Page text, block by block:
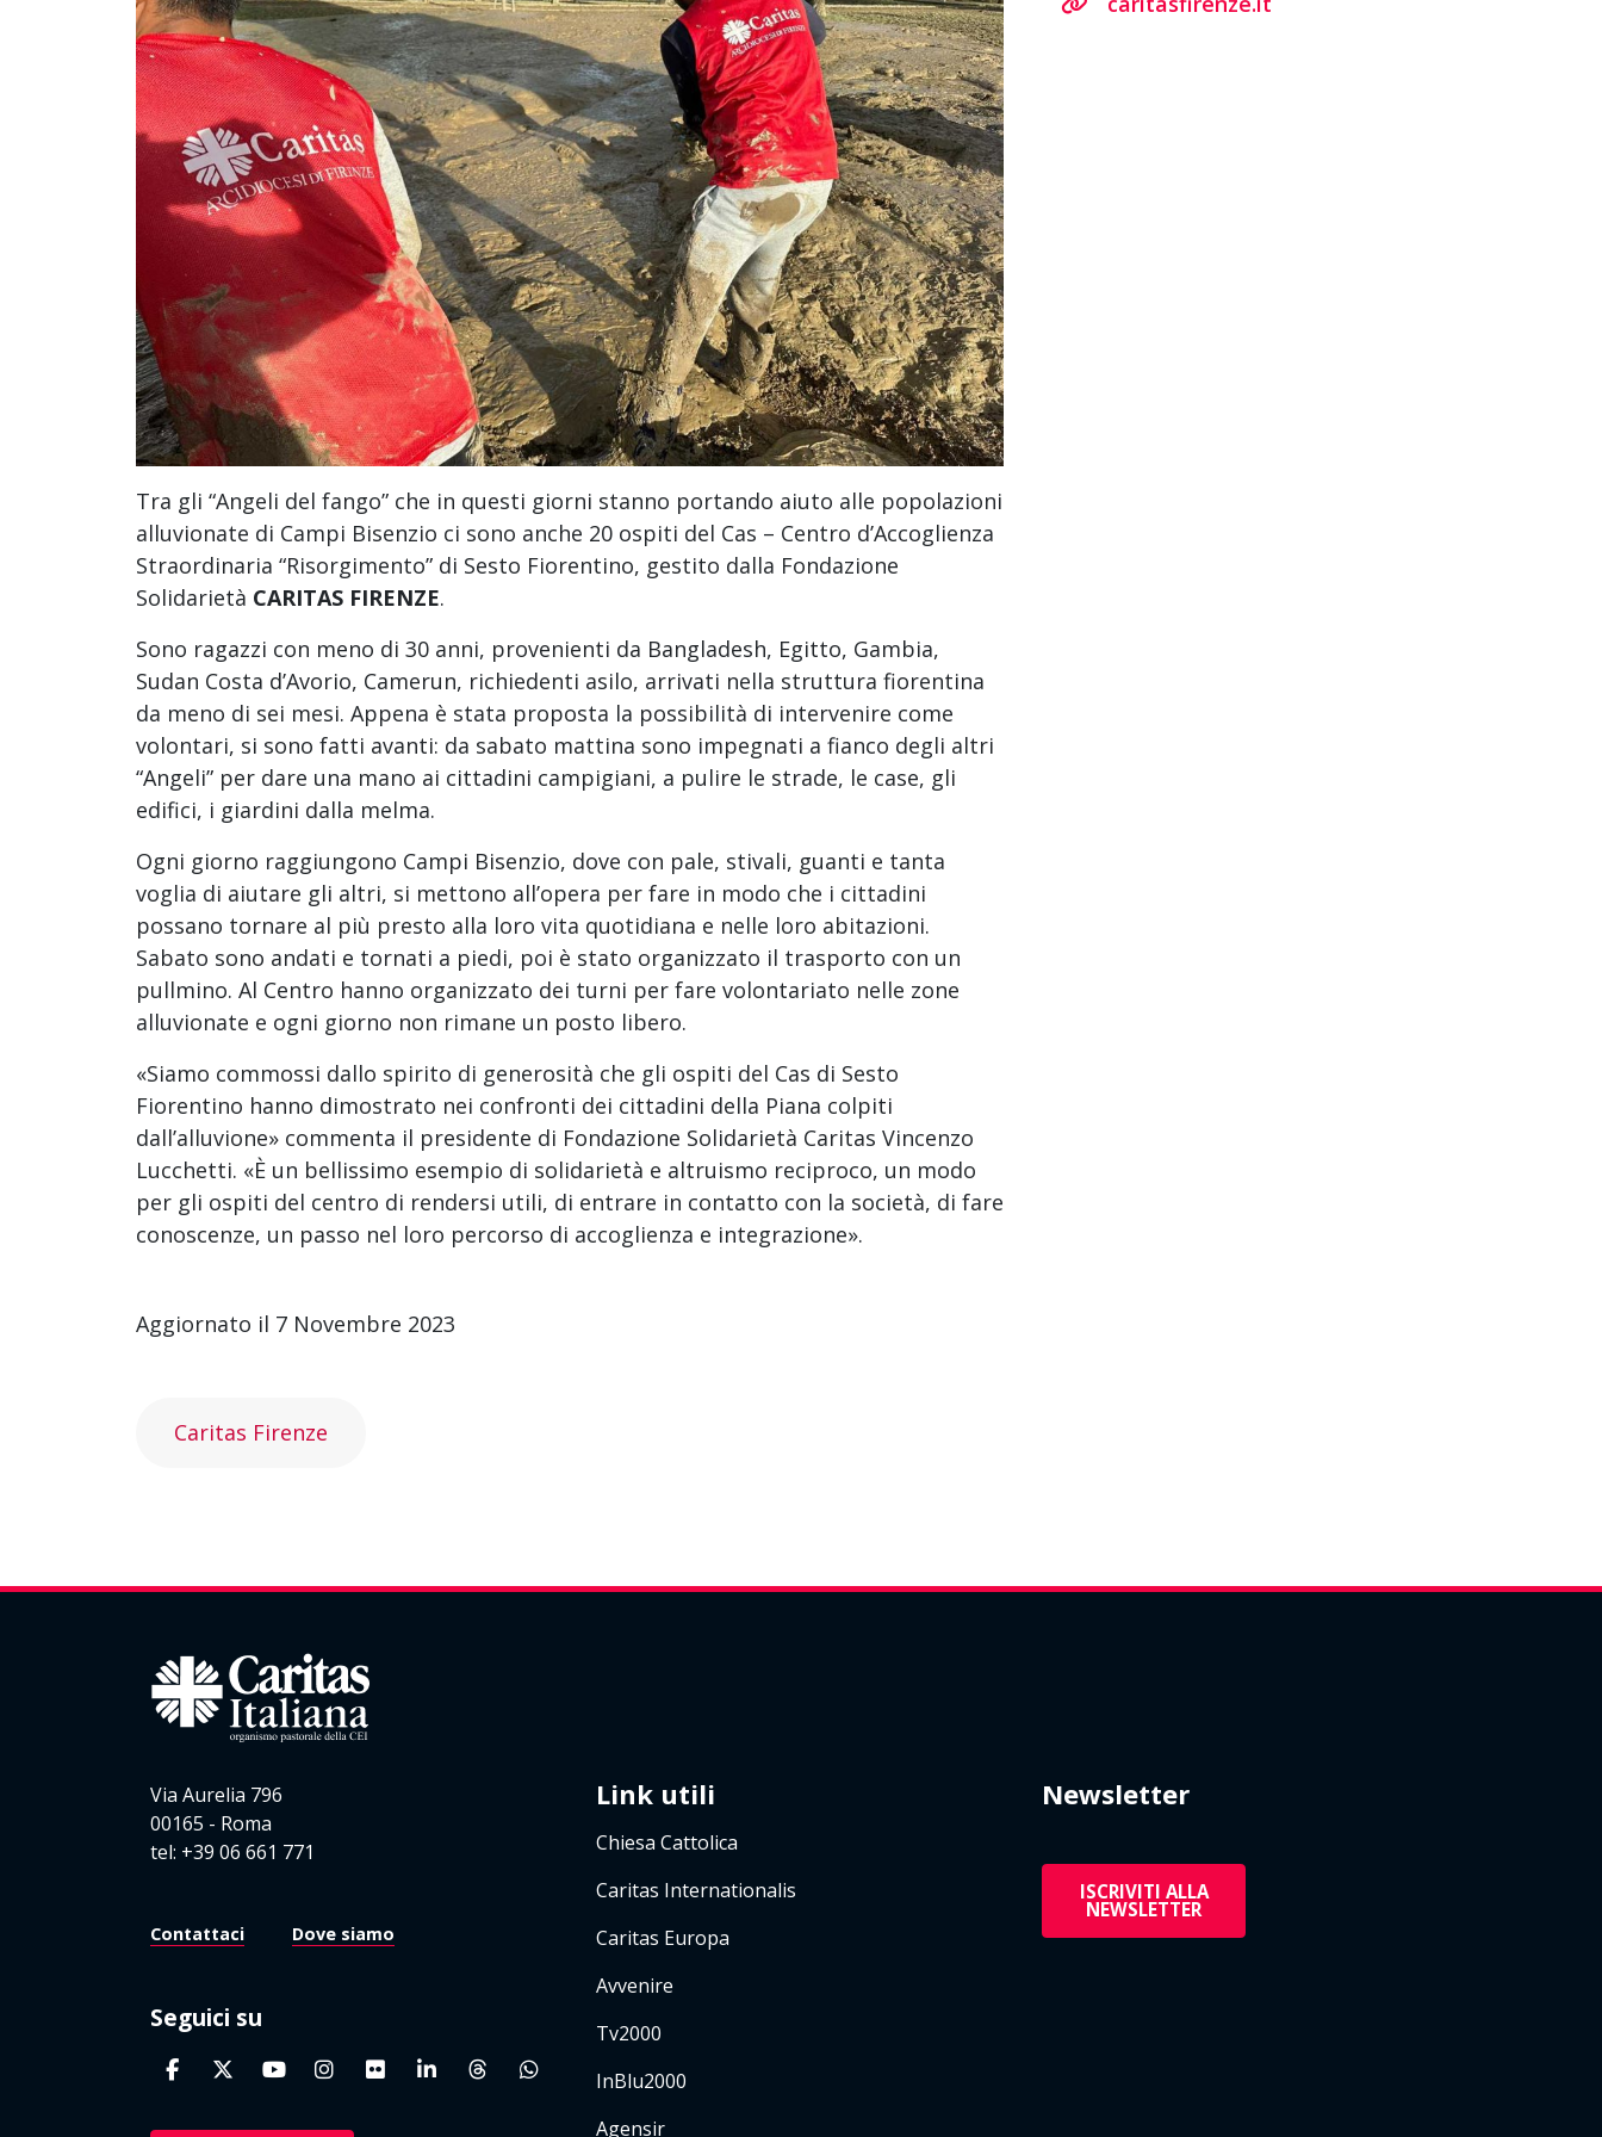
Tra gli “Angeli del fango” che in questi giorni stanno portando aiuto alle popolazioni
alluvionate di Campi Bisenzio ci sono anche 20 ospiti del Cas – Centro d’Accoglienza
Straordinaria “Risorgimento” di Sesto Fiorentino, gestito dalla Fondazione
Solidarietà CARITAS FIRENZE.
Sono ragazzi con meno di 30 anni, provenienti da Bangladesh, Egitto, Gambia,
Sudan Costa d’Avorio, Camerun, richiedenti asilo, arrivati nella struttura fiorentina
da meno di sei mesi. Appena è stata proposta la possibilità di intervenire come
volontari, si sono fatti avanti: da sabato mattina sono impegnati a fianco degli altri
“Angeli” per dare una mano ai cittadini campigiani, a pulire le strade, le case, gli
edifici, i giardini dalla melma.
Ogni giorno raggiungono Campi Bisenzio, dove con pale, stivali, guanti e tanta
voglia di aiutare gli altri, si mettono all’opera per fare in modo che i cittadini
possano tornare al più presto alla loro vita quotidiana e nelle loro abitazioni.
Sabato sono andati e tornati a piedi, poi è stato organizzato il trasporto con un
pullmino. Al Centro hanno organizzato dei turni per fare volontariato nelle zone
alluvionate e ogni giorno non rimane un posto libero.
«Siamo commossi dallo spirito di generosità che gli ospiti del Cas di Sesto
Fiorentino hanno dimostrato nei confronti dei cittadini della Piana colpiti
dall’alluvione» commenta il presidente di Fondazione Solidarietà Caritas Vincenzo
Lucchetti. «È un bellissimo esempio di solidarietà e altruismo reciproco, un modo
per gli ospiti del centro di rendersi utili, di entrare in contatto con la società, di fare
conoscenze, un passo nel loro percorso di accoglienza e integrazione».
Aggiornato il 7 Novembre 2023
Caritas Firenze
Via Aurelia 796
00165 - Roma
tel: +39 06 661 771
Contattaci Dove siamo
Seguici su
Link utili
Chiesa Cattolica
Caritas Internationalis
Caritas Europa
Avvenire
Tv2000
InBlu2000
Agensir
Newsletter
ISCRIVITI ALLA
NEWSLETTER